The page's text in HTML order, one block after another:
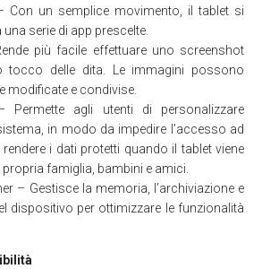
Con un semplice movimento, il tablet si
serie di app prescelte.
più facile effettuare uno screenshot
tocco delle dita. Le immagini possono
modificate e condivise.
agli utenti di personalizzare
in modo da impedire l’accesso ad
i dati protetti quando il tablet viene
famiglia, bambini e amici.
– Gestisce la memoria, l’archiviazione e
dispositivo per ottimizzare le funzionalità